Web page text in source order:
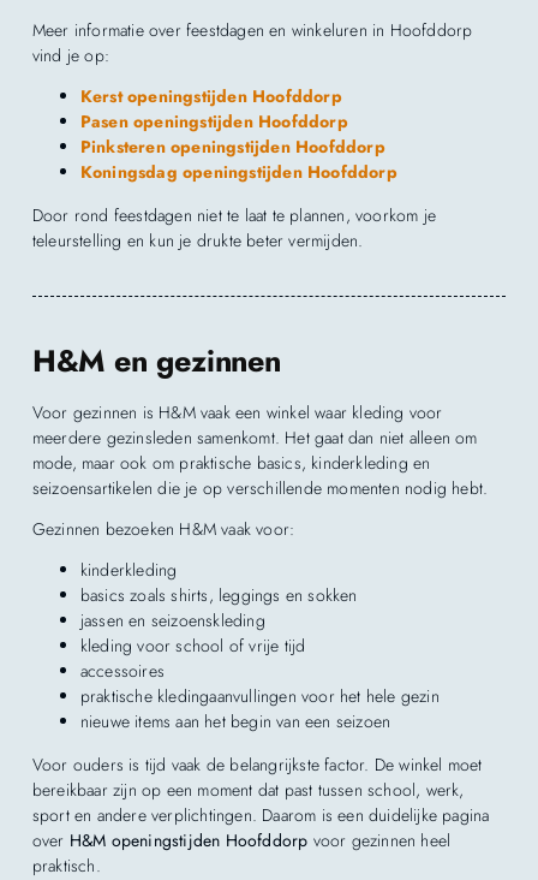
Meer informatie over feestdagen en winkeluren in Hoofddorp
vind je op:
Kerst openingstijden Hoofddorp
Pasen openingstijden Hoofddorp
Pinksteren openingstijden Hoofddorp
Koningsdag openingstijden Hoofddorp
Door rond feestdagen niet te laat te plannen, voorkom je
teleurstelling en kun je drukte beter vermijden.
H&M en gezinnen
Voor gezinnen is H&M vaak een winkel waar kleding voor
meerdere gezinsleden samenkomt. Het gaat dan niet alleen om
mode, maar ook om praktische basics, kinderkleding en
seizoensartikelen die je op verschillende momenten nodig hebt.
Gezinnen bezoeken H&M vaak voor:
kinderkleding
basics zoals shirts, leggings en sokken
jassen en seizoenskleding
kleding voor school of vrije tijd
accessoires
praktische kledingaanvullingen voor het hele gezin
nieuwe items aan het begin van een seizoen
Voor ouders is tijd vaak de belangrijkste factor. De winkel moet
bereikbaar zijn op een moment dat past tussen school, werk,
sport en andere verplichtingen. Daarom is een duidelijke pagina
over H&M openingstijden Hoofddorp voor gezinnen heel
praktisch.